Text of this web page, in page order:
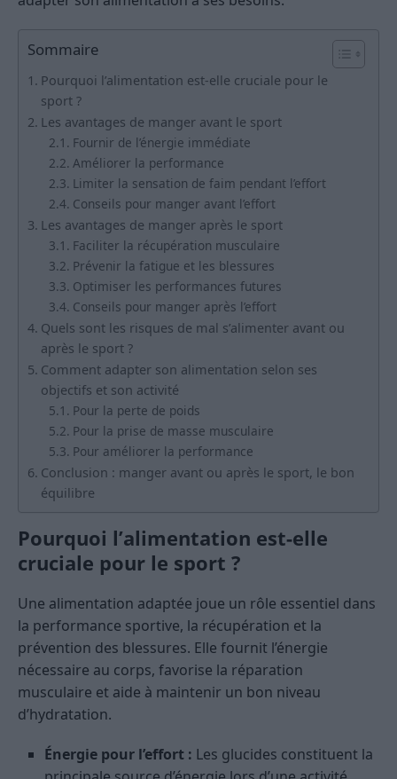
Sommaire
Pourquoi l’alimentation est-elle cruciale pour le
sport ?
Les avantages de manger avant le sport
Fournir de l’énergie immédiate
Améliorer la performance
Limiter la sensation de faim pendant l’effort
Conseils pour manger avant l’effort
Les avantages de manger après le sport
Faciliter la récupération musculaire
Prévenir la fatigue et les blessures
Optimiser les performances futures
Conseils pour manger après l’effort
Quels sont les risques de mal s’alimenter avant ou
après le sport ?
Comment adapter son alimentation selon ses
objectifs et son activité
Pour la perte de poids
Pour la prise de masse musculaire
Pour améliorer la performance
Conclusion : manger avant ou après le sport, le bon
équilibre
Pourquoi l’alimentation est-elle
cruciale pour le sport ?
Une alimentation adaptée joue un rôle essentiel dans
la performance sportive, la récupération et la
prévention des blessures. Elle fournit l’énergie
nécessaire au corps, favorise la réparation
musculaire et aide à maintenir un bon niveau
d’hydratation.
Énergie pour l’effort : Les glucides constituent la